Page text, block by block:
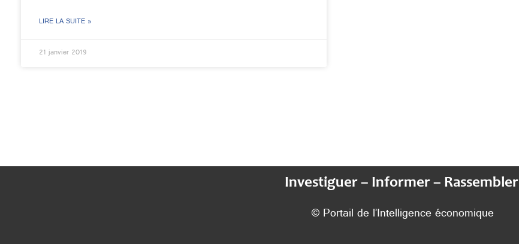
LIRE LA SUITE »
21 janvier 2019
Investiguer – Informer – Rassembler
© Portail de l’Intelligence économique